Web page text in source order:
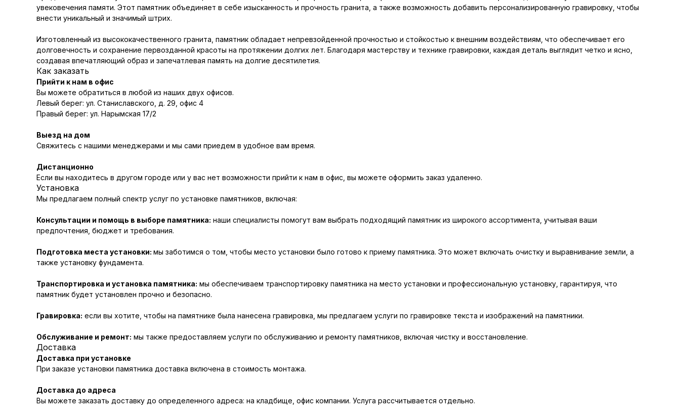
увековечения памяти. Этот памятник объединяет в себе изысканность и прочность гранита, а также возможность добавить персонализированную гравировку, чтобы
внести уникальный и значимый штрих.
Изготовленный из высококачественного гранита, памятник обладает непревзойденной прочностью и стойкостью к внешним воздействиям, что обеспечивает его
долговечность и сохранение первозданной красоты на протяжении долгих лет. Благодаря мастерству и технике гравировки, каждая деталь выглядит четко и ясно,
создавая впечатляющий образ и запечатлевая память на долгие десятилетия.
Как заказать
Прийти к нам в офис
Вы можете обратиться в любой из наших двух офисов.
Левый берег: ул. Станиславского, д. 29, офис 4
Правый берег: ул. Нарымская 17/2
Выезд на дом
Свяжитесь с нашими менеджерами и мы сами приедем в удобное вам время.
Дистанционно
Если вы находитесь в другом городе или у вас нет возможности прийти к нам в офис, вы можете оформить заказ удаленно.
Установка
Мы предлагаем полный спектр услуг по установке памятников, включая:
Консультации и помощь в выборе памятника: наши специалисты помогут вам выбрать подходящий памятник из широкого ассортимента, учитывая ваши
предпочтения, бюджет и требования.
Подготовка места установки: мы заботимся о том, чтобы место установки было готово к приему памятника. Это может включать очистку и выравнивание земли, а
также установку фундамента.
Транспортировка и установка памятника: мы обеспечиваем транспортировку памятника на место установки и профессиональную установку, гарантируя, что
памятник будет установлен прочно и безопасно.
Гравировка: если вы хотите, чтобы на памятнике была нанесена гравировка, мы предлагаем услуги по гравировке текста и изображений на памятники.
Обслуживание и ремонт: мы также предоставляем услуги по обслуживанию и ремонту памятников, включая чистку и восстановление.
Доставка
Доставка при установке
При заказе установки памятника доставка включена в стоимость монтажа.
Доставка до адреса
Вы можете заказать доставку до определенного адреса: на кладбище, офис компании. Услуга рассчитывается отдельно.